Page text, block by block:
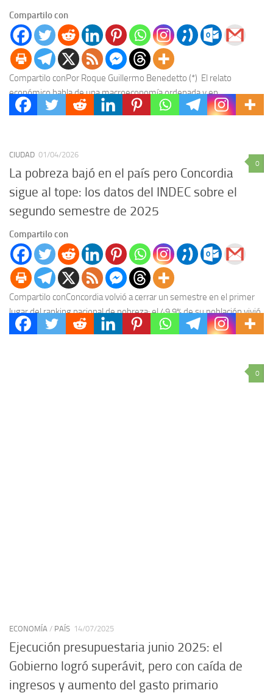
Compartilo con
Compartilo conPor Roque Guillermo Benedetto (*) El relato
económico habla de una macroeconomía ordenada y en
recuperación, pero la recaudación real muestra una grieta: al...
0
CIUDAD 01/04/2026
La pobreza bajó en el país pero Concordia
sigue al tope: los datos del INDEC sobre el
segundo semestre de 2025
Compartilo con
Compartilo conConcordia volvió a cerrar un semestre en el primer
lugar del ranking nacional de pobreza: el 49,9% de su población vivió
bajo la línea...
0
ECONOMÍA / PAÍS 14/07/2025
Ejecución presupuestaria junio 2025: el
Gobierno logró superávit, pero con caída de
ingresos y aumento del gasto primario